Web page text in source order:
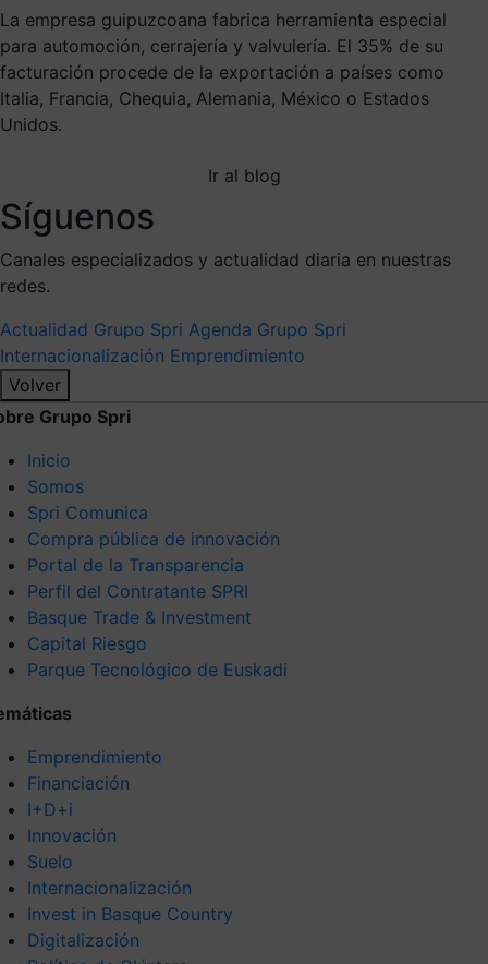
La empresa guipuzcoana fabrica herramienta especial
para automoción, cerrajería y valvulería. El 35% de su
facturación procede de la exportación a países como
Italia, Francia, Chequia, Alemania, México o Estados
Unidos.
Ir al blog
Síguenos
Canales especializados y actualidad diaria en nuestras
redes.
Actualidad Grupo Spri Agenda Grupo Spri
Internacionalización Emprendimiento
Volver
Grupo Spri
Inicio
Somos
Spri Comunica
Compra pública de innovación
Portal de la Transparencia
Perfil del Contratante SPRI
Basque Trade & Investment
Capital Riesgo
Parque Tecnológico de Euskadi
Emprendimiento
Financiación
I+D+i
Innovación
Suelo
Internacionalización
Invest in Basque Country
Digitalización